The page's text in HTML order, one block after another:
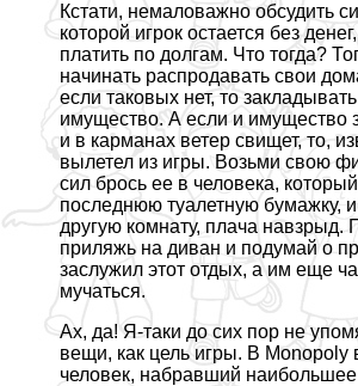
Кстати, немаловажно обсудить
которой игрок остается без
платить по долгам. Что тогда?
начинать распродавать свои
если таковых нет, то
имущество. А если и имущество
и в карманах ветер свищет, то,
вылетел из игры. Возьми свою
сил брось ее в человека,
последнюю туалетную бумажку, и
другую комнату, плача навзрыд.
приляжь на диван и подумай о
заслужил этот отдых, а им еще
мучаться.
Ах, да! Я-таки до сих пор не
вещи, как цель игры. В Monopoly
человек, набравший наибольшее